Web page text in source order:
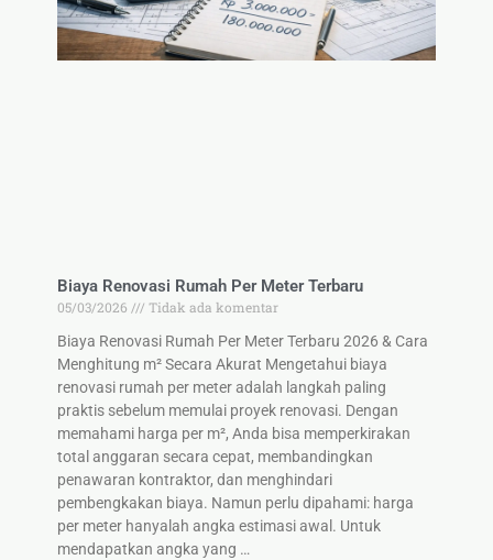
Biaya Renovasi Rumah Per Meter Terbaru
05/03/2026
Tidak ada komentar
Biaya Renovasi Rumah Per Meter Terbaru 2026 & Cara
Menghitung m² Secara Akurat Mengetahui biaya
renovasi rumah per meter adalah langkah paling
praktis sebelum memulai proyek renovasi. Dengan
memahami harga per m², Anda bisa memperkirakan
total anggaran secara cepat, membandingkan
penawaran kontraktor, dan menghindari
pembengkakan biaya. Namun perlu dipahami: harga
per meter hanyalah angka estimasi awal. Untuk
mendapatkan angka yang …